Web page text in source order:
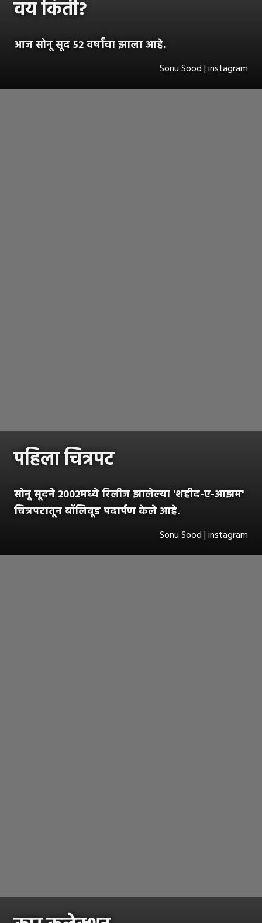
वय किती?
आज सोनू सूद 52 वर्षांचा झाला आहे.
Sonu Sood | instagram
पहिला चित्रपट
सोनू सूदने 2002मध्ये रिलीज झालेल्या 'शहीद-ए-आझम'
चित्रपटातून बॉलिवूड पदार्पण केले आहे.
Sonu Sood | instagram